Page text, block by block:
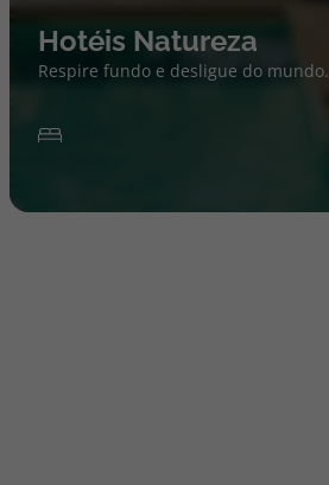
Hotéis Natureza
Respire fundo e desligue do mundo.